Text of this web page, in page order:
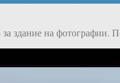
здание на фотографии.